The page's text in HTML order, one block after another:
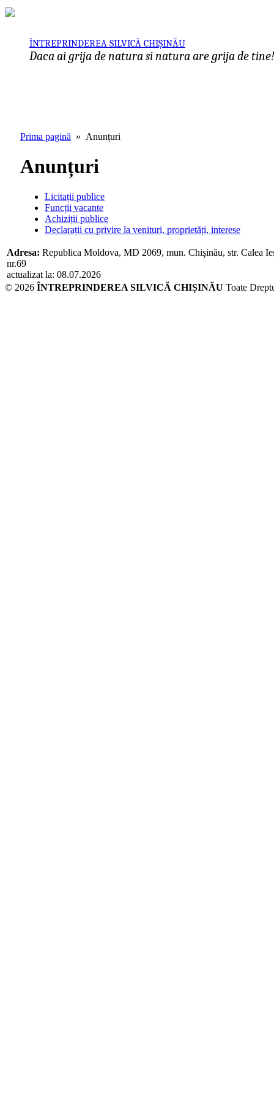
ÎNTREPRINDEREA SILVICĂ CHIȘINĂU
Daca ai grija de natura si natura are grija de tine!
Prima pagină » Anunțuri
Anunțuri
Licitații publice
Funcții vacante
Achiziții publice
Declarații cu privire la venituri, proprietăți, interese
Adresa: Republica Moldova, MD 2069, mun. Chişinău, str. Calea
nr.69
actualizat la: 08.07.2026
© 2026 ÎNTREPRINDEREA SILVICĂ CHIȘINĂU Toate